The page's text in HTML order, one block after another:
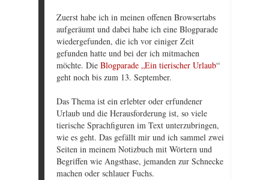
Zuerst habe ich in meinen offenen Browsertabs
aufgeräumt und dabei habe ich eine Blogparade
wiedergefunden, die ich vor einiger Zeit
gefunden hatte und bei der ich mitmachen
möchte. Die Blogparade „Ein tierischer Urlaub“
geht noch bis zum 13. September.
Das Thema ist ein erlebter oder erfundener
Urlaub und die Herausforderung ist, so viele
tierische Sprachfiguren im Text unterzubringen,
wie es geht. Das gefällt mir und ich sammel zwei
Seiten in meinem Notizbuch mit Wörtern und
Begriffen wie Angsthase, jemanden zur Schnecke
machen oder schlauer Fuchs.